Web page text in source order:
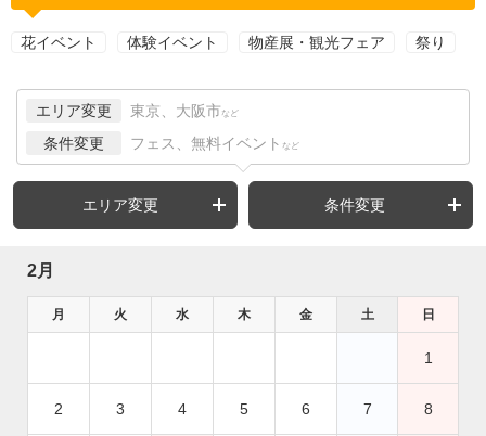
花イベント 体験イベント 物産展・観光フェア 祭り
エリア変更 東京、大阪市 など
条件変更 フェス、無料イベント など
エリア変更 条件変更
2月
月 火 水 木 金 土 日
1
2 3 4 5 6 7 8